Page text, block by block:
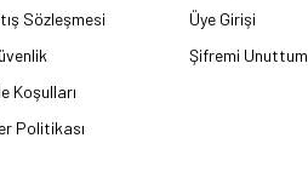
Sözleşmesi
Koşulları
Politikası
Üye Girişi
Şifremi Unuttum